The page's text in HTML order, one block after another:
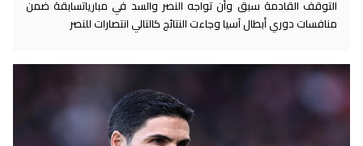
التوقف القادمة سبق وأن تواجه النصر والسد في مبارياتسابقة ضمن
منافسات دوري أبطال آسيا وجاءت النتائج كالتالي انتصارات للنصر